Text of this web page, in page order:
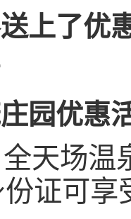
上了优
园优惠
天场温
证可享